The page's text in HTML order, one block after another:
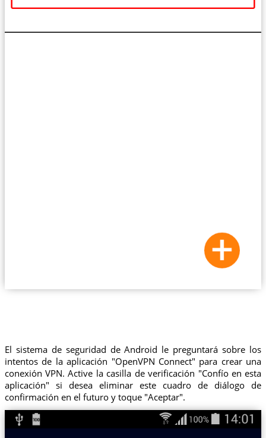
El sistema de seguridad de Android le preguntará sobre los
intentos de la aplicación "OpenVPN Connect" para crear una
conexión VPN. Active la casilla de verificación "Confío en esta
aplicación" si desea eliminar este cuadro de diálogo de
confirmación en el futuro y toque "Aceptar".